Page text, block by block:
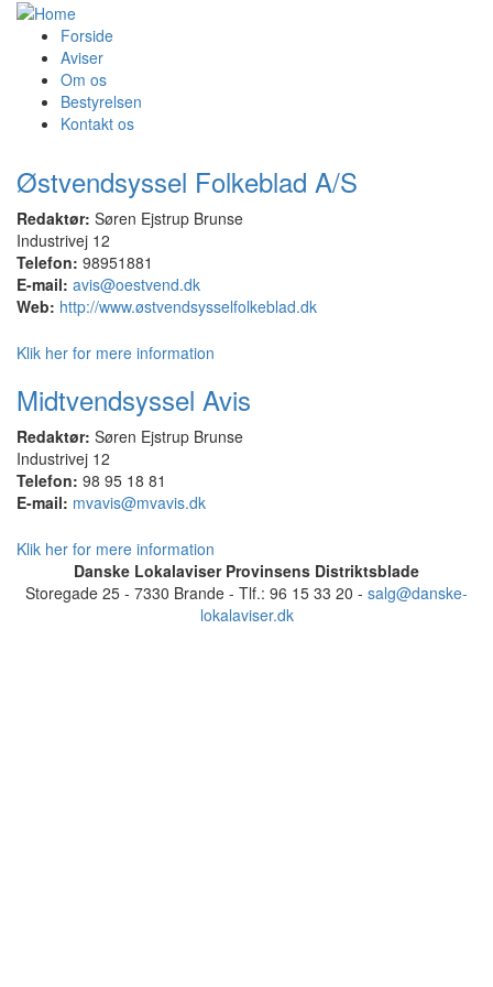
Forside
Aviser
Om os
Bestyrelsen
Kontakt os
Østvendsyssel Folkeblad A/S
Redaktør: Søren Ejstrup Brunse
Industrivej 12
Telefon: 98951881
E-mail: avis@oestvend.dk
Web: http://www.østvendsysselfolkeblad.dk
Klik her for mere information
Midtvendsyssel Avis
Redaktør: Søren Ejstrup Brunse
Industrivej 12
Telefon: 98 95 18 81
E-mail: mvavis@mvavis.dk
Klik her for mere information
Danske Lokalaviser Provinsens Distriktsblade
Storegade 25 - 7330 Brande - Tlf.: 96 15 33 20 - salg@danske-
lokalaviser.dk